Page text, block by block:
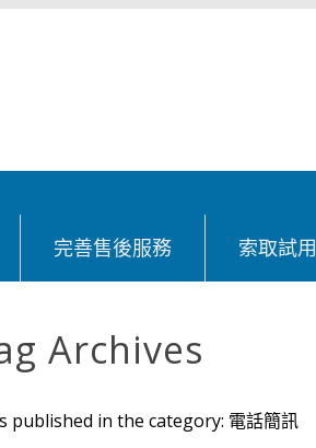
完善售後服務 索取試用
Archives
published in the category: 電話簡訊